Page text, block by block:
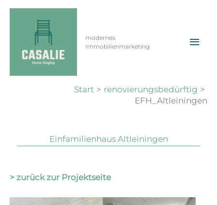
Zum
springen
modernes
Immobilienmarketing
Start
renovierungsbedürftig
EFH_Altleiningen
EFH_Altleiningen
Vonma/12. Dezember 2022
Einfamilienhaus Altleiningen
> zurück zur Projektseite